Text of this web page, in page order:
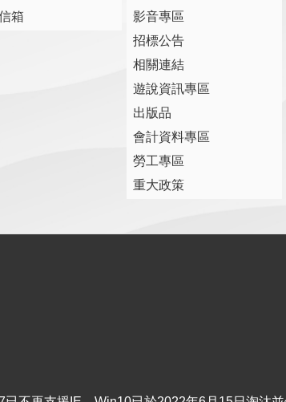
箱
影音專區
招標公告
相關連結
遊說資訊專區
出版品
會計資料專區
勞工專區
重大政策